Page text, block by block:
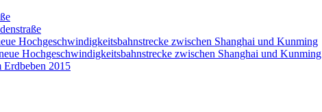
Hochgeschwindigkeitsbahnstrecke zwischen Shanghai und Kunming
Hochgeschwindigkeitsbahnstrecke zwischen Shanghai und Kunming
Erdbeben 2015